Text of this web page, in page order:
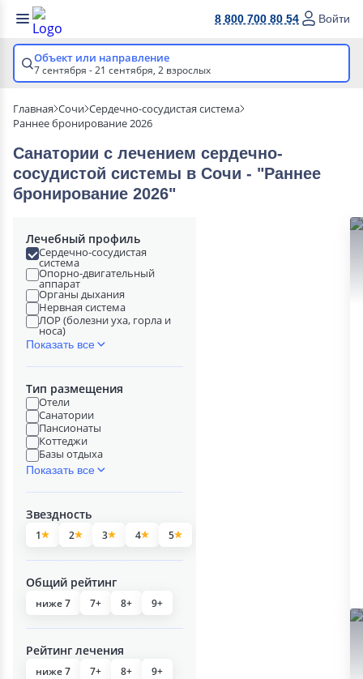
8 800 700 80 54 Войти
Объект или направление
7 сентября - 21 сентября, 2 взрослых
Главная Сочи Сердечно-сосудистая система
Раннее бронирование 2026
Санатории с лечением сердечно-
сосудистой системы в Сочи - "Раннее
бронирование 2026"
Лечебный профиль
Сердечно-сосудистая
система
Опорно-двигательный
аппарат
Органы дыхания
Нервная система
ЛОР (болезни уха, горла и
носа)
Показать все
Тип размещения
Отели
Санатории
Пансионаты
Коттеджи
Базы отдыха
Показать все
Звездность
1 2 3 4 5
Общий рейтинг
ниже 7 7+ 8+ 9+
Рейтинг лечения
ниже 7 7+ 8+ 9+